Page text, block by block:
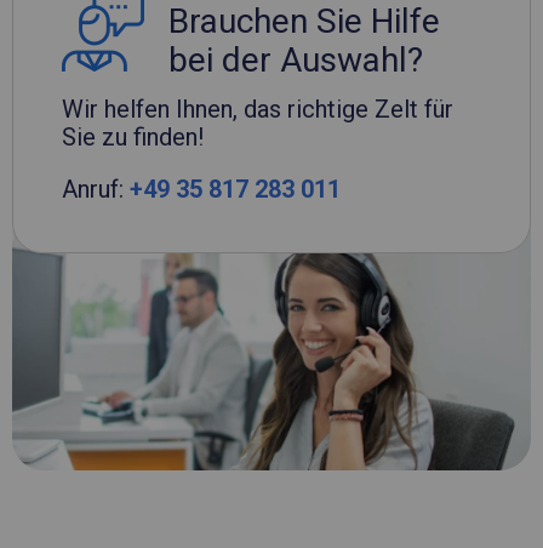
Brauchen Sie Hilfe
bei der Auswahl?
Wir helfen Ihnen, das richtige Zelt für
Sie zu finden!
Anruf: +49 35 817 283 011